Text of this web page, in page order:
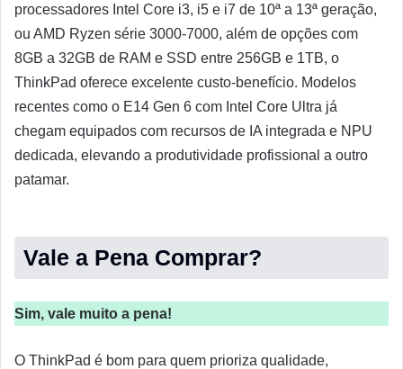
processadores Intel Core i3, i5 e i7 de 10ª a 13ª geração,
ou AMD Ryzen série 3000-7000, além de opções com
8GB a 32GB de RAM e SSD entre 256GB e 1TB, o
ThinkPad oferece excelente custo-benefício. Modelos
recentes como o E14 Gen 6 com Intel Core Ultra já
chegam equipados com recursos de IA integrada e NPU
dedicada, elevando a produtividade profissional a outro
patamar.
Vale a Pena Comprar?
Sim, vale muito a pena!
O ThinkPad é bom para quem prioriza qualidade,